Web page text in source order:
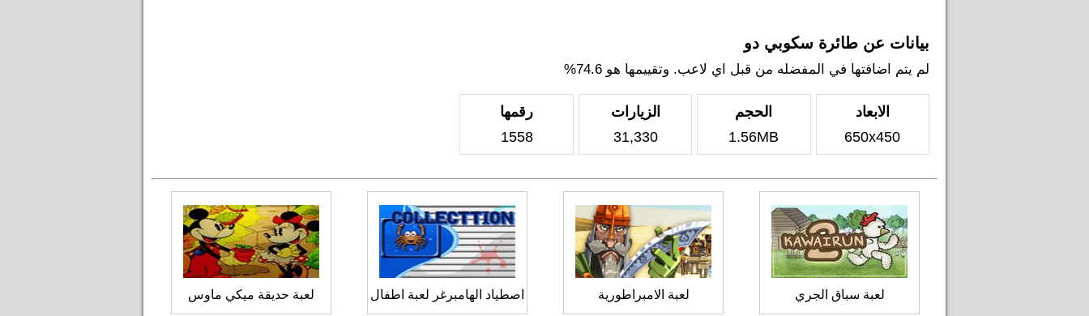
بيانات عن طائرة سكوبي دو
لم يتم اضافتها في المفضله من قبل اي لاعب. وتقييمها هو 74.6%
الابعاد
650x450
الحجم
1.56MB
الزيارات
31,330
رقمها
1558
لعبة سباق الجري لعبة الامبراطورية اصطياد الهامبرغر لعبة اطفال لعبة حديقة ميكي ماوس